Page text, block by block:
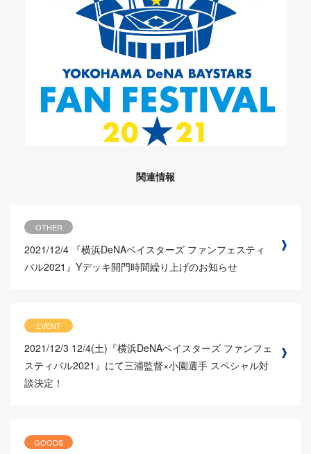
関連情報
OTHER
2021/12/4 『横浜DeNAベイスターズ ファンフェスティ
バル2021』Yデッキ開門時間繰り上げのお知らせ
EVENT
2021/12/3 12/4(土)『横浜DeNAベイスターズ ファンフェ
スティバル2021』にて三浦監督×小園選手 スペシャル対
談決定！
GOODS